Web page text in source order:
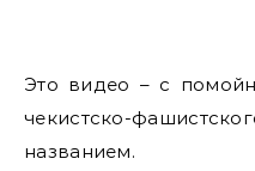
Это видео – с
чекистско-
названием.